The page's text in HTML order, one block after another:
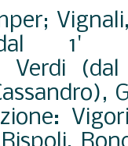
1'
Verdi